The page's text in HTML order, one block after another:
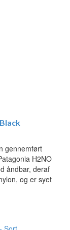
gennemført
H2NO
åndbar, deraf
og er syet